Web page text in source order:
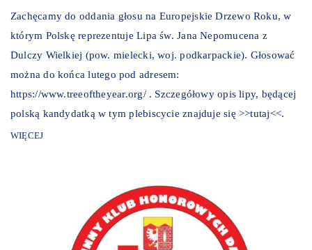
Zachęcamy do oddania głosu na Europejskie Drzewo Roku, w
którym Polskę reprezentuje Lipa św. Jana Nepomucena z
Dulczy Wielkiej (pow. mielecki, woj. podkarpackie). Głosować
można do końca lutego pod adresem:
https://www.treeoftheyear.org/ . Szczegółowy opis lipy, będącej
polską kandydatką w tym plebiscycie znajduje się >>tutaj<<.
WIĘCEJ